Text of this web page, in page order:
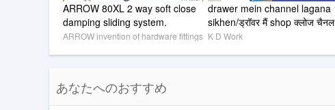
•ジュエリー＆amp;時計：ファッション＆amp;エスニックジ
＆amp;子供
•自動車：自転車＆amp;スクーター、カーアクセサリー、オ
ィングギア、安全キット
ーボール＆amp;屋外アクセサリー
ARROW 80XL 2 way soft close
damping sliding system.
ARROW invention of hardware fittings
drawer mein channel lagana
sikhen/ड्रॉवर मैं shop क्लोज चैनल
कैसे लगाएं/#kdwork
K D Work
あなたへのおすすめ